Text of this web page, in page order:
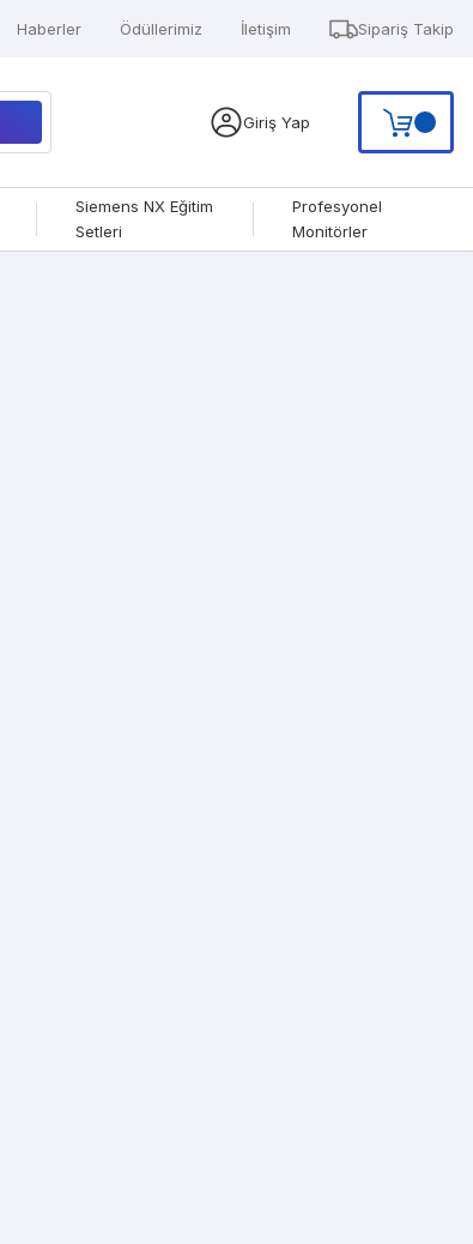
Haberler Ödüllerimiz İletişim Sipariş Takip
Giriş Yap
Siemens NX Eğitim
Setleri
Profesyonel
Monitörler